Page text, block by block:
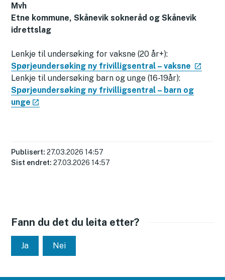
Mvh
Etne kommune, Skånevik sokneråd og Skånevik
idrettslag
Lenkje til undersøking for vaksne (20 år+):
Spørjeundersøking ny frivilligsentral – vaksne
Lenkje til undersøking barn og unge (16-19år):
Spørjeundersøking ny frivilligsentral – barn og
unge
Publisert 27.03.2026 14:57
Sist endret 27.03.2026 14:57
Fann du det du leita etter?
Ja Nei